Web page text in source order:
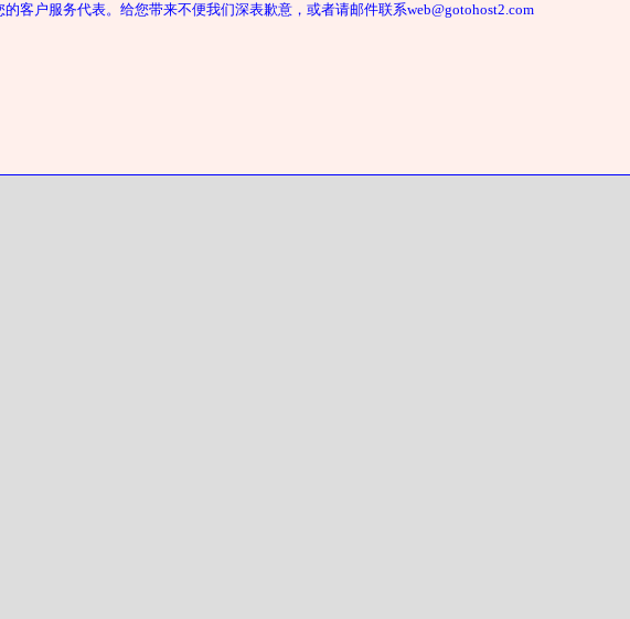
客户服务代表。给您带来不便我们深表歉意，或者请邮件联系web@gotohost2.com